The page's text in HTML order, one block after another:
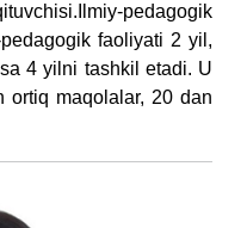
pedagogik
faoliyati 2 yil,
4 yilni tashkil etadi. U
ortiq maqolalar, 20 dan